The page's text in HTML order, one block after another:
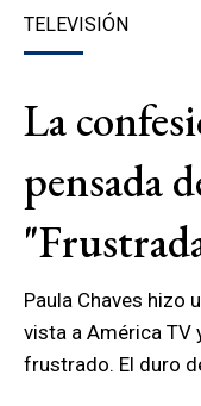
TELEVISIÓN
La
pensada
Paula Chaves hizo
vista a América TV
frustrado. El duro